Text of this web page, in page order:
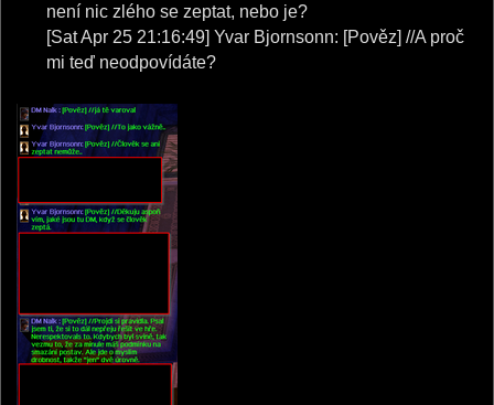
není nic zlého se zeptat, nebo je?
[Sat Apr 25 21:16:49] Yvar Bjornsonn: [Pověz] //A proč
mi teď neodpovídáte?